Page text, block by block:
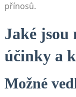
přínosů.
Jaké jsou
účinky a
Možné